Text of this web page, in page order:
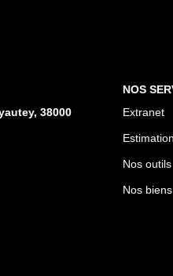
38000
NOS
Extranet
Estimation
Nos outils
Nos